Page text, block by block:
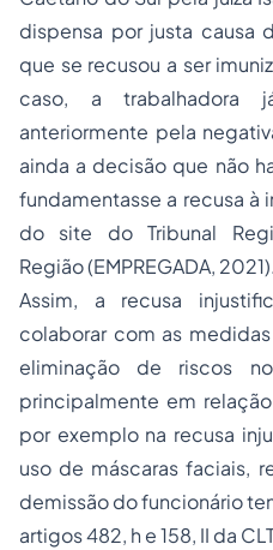
dispensa por justa causa
que se recusou a ser
caso, a trabalhadora
anteriormente pela
ainda a decisão que não
fundamentasse a recusa à
do site do Tribunal
Região (EMPREGADA, 2021).
Assim, a recusa
colaborar com as
eliminação de riscos
principalmente em
por exemplo na recusa
uso de máscaras faciais,
demissão do funcionário
artigos 482, h e 158, II da